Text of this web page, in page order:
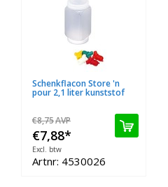
Schenkflacon Store 'n
pour 2,1 liter kunststof
€8,75AVP
€7,88*
Excl. btw
Artnr: 4530026